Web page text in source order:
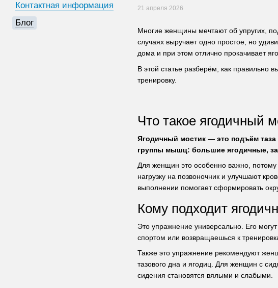
21 апреля 2026
Многие женщины мечтают об упругих,
случаях выручает одно простое, но
дома и при этом отлично прокачивает
В этой статье разберём, как правильно
тренировку.
Что такое ягодичный
Ягодичный мостик — это подъём таза
группы мышц: большие ягодичные,
Для женщин это особенно важно, потому
нагрузку на позвоночник и улучшают
выполнении помогает сформировать
Кому подходит
Это упражнение универсально. Его
спортом или возвращаешься к
Также это упражнение рекомендуют
тазового дна и ягодиц. Для женщин с
сидения становятся вялыми и слабыми.
Контактная информация
Блог